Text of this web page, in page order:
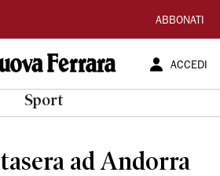
ABBONATI
ACCEDI
Sport
ad Andorra